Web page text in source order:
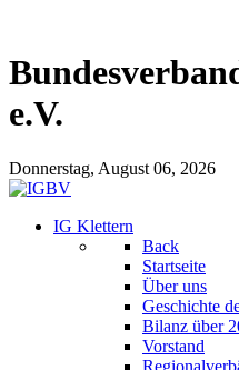
e.V.
Donnerstag, August 06, 2026
IG Klettern
Back
Startseite
Über uns
Geschichte
Bilanz über
Vorstand